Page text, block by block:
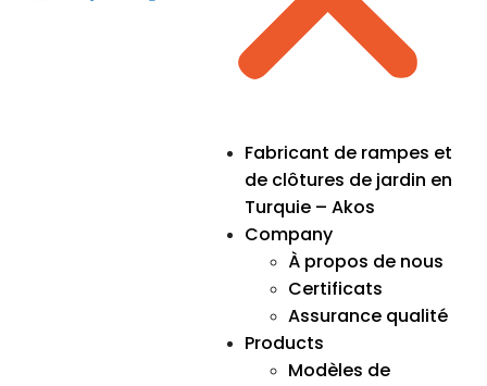
Fabricant de rampes et
de clôtures de jardin en
Turquie – Akos
Company
À propos de nous
Certificats
Assurance qualité
Products
Modèles de